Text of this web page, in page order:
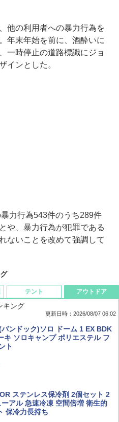
他の利用者への暴力行為を
年末年始を前に、酒酔いに
一時停止の道路標識にジョ
インとした。
力行為543件のうち289件
や、暴力行為が犯罪である
ないことを改めて強調して
ファン ２０２６年 ９月号 [雑
ＮＥＹ ＦＡＮ)
-パル) 2026年 9 月号【特別付録:
マル"旅"財布 ランダム2種】
歩き方 チェンマイ タイ北部の魅
～2027 地球の歩き方D アジア
歩き方 イタリア 2026～2027 地
A ヨーロッパ
テント
ズコレクション 山善] ポップアッ
みたいに広げて畳める パッとサ
ェード キューブ フルクローズ メ
カーキ PATC-150(KH)
(パイクスピーク) 着替えテン
アウトドア
キング
更新日時：2026/08/07 06:02
ンドック)ソロ ドーム 1 EX BDK
キ ソロキャンプ ポリエステル フ
ト
ステンレス保冷剤 2個セット 2
アル 急速冷凍 空間倍増 衛生的
保冷力長持ち